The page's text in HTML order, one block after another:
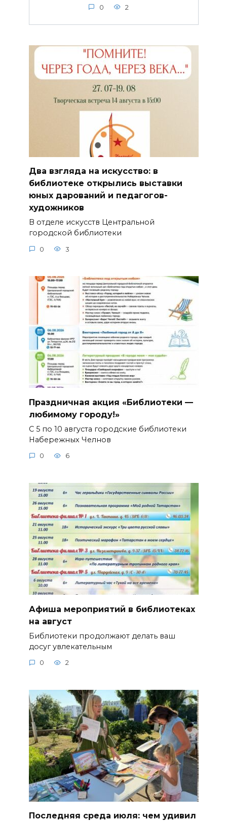
0 2
Два взгляда на искусство: в
библиотеке открылись выставки
юных дарований и педагогов-
художников
В отделе искусств Центральной
городской библиотеки
0 3
Праздничная акция «Библиотеки —
любимому городу!»
С 5 по 10 августа городские библиотеки
Набережных Челнов
0 6
Афиша мероприятий в библиотеках
на август
Библиотеки продолжают делать ваш
досуг увлекательным
0 2
Последняя среда июля: чем удивил